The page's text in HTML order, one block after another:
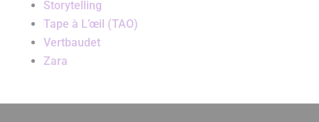
Storytelling
Tape à L’œil (TAO)
Vertbaudet
Zara